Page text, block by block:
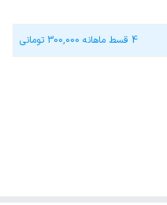
4 قسط ماهانه 300,000 تومانی